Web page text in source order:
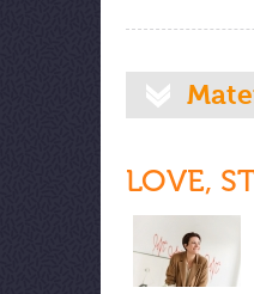
LOVE,